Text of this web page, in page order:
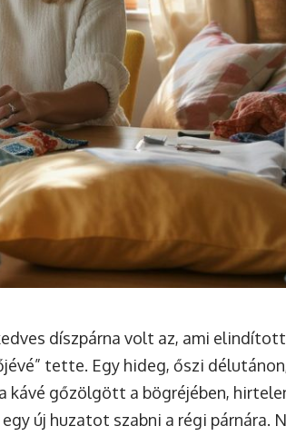
díszpárna volt az, ami
tette. Egy hideg, őszi
kávé gőzölgött a bögréjében,
új huzatot szabni a régi párnára.